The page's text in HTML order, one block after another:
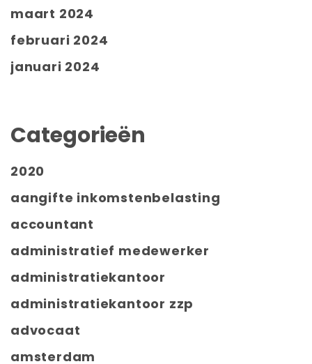
maart 2024
februari 2024
januari 2024
Categorieën
2020
aangifte inkomstenbelasting
accountant
administratief medewerker
administratiekantoor
administratiekantoor zzp
advocaat
amsterdam